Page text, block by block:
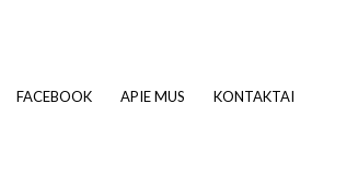
FACEBOOK APIE MUS KONTAKTAI